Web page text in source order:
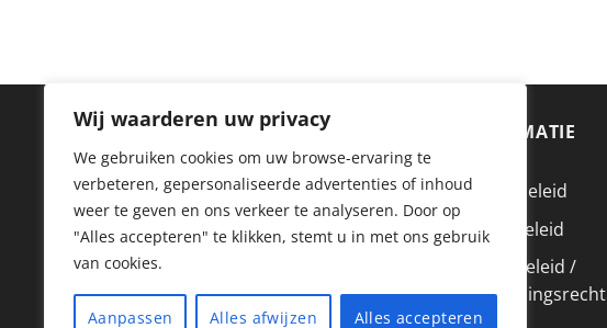
Wij waarderen uw privacy
We gebruiken cookies om uw browse-ervaring te
verbeteren, gepersonaliseerde advertenties of inhoud
weer te geven en ons verkeer te analyseren. Door op
"Alles accepteren" te klikken, stemt u in met ons gebruik
van cookies.
Aanpassen Alles afwijzen Alles accepteren
INFORMATIE
Privacybeleid
Cookiebeleid
Retourbeleid /
Herroepingsrecht